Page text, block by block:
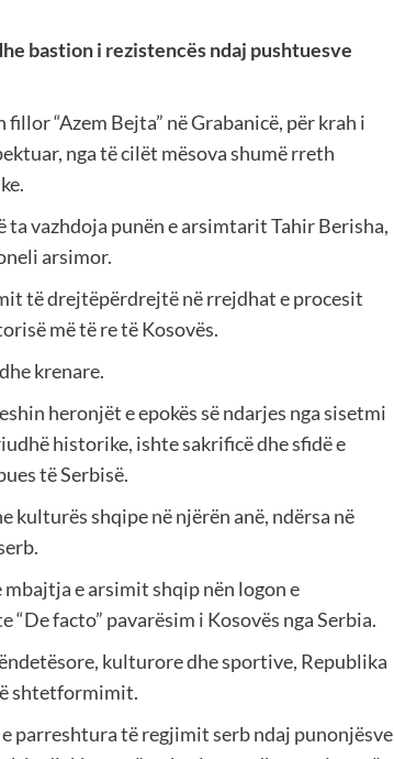
bastion i rezistencës ndaj pushtuesve
“Azem Bejta” në Grabanicë, për krah i
nga të cilët mësova shumë rreth
vazhdoja punën e arsimtarit Tahir Berisha,
arsimor.
të drejtëpërdrejtë në rrejdhat e procesit
më të re të Kosovës.
krenare.
heronjët e epokës së ndarjes nga sisetmi
historike, ishte sakrificë dhe sfidë e
të Serbisë.
kulturës shqipe në njërën anë, ndërsa në
e arsimit shqip nën logon e
facto” pavarësim i Kosovës nga Serbia.
kulturore dhe sportive, Republika
shtetformimit.
parreshtura të regjimit serb ndaj punonjësve